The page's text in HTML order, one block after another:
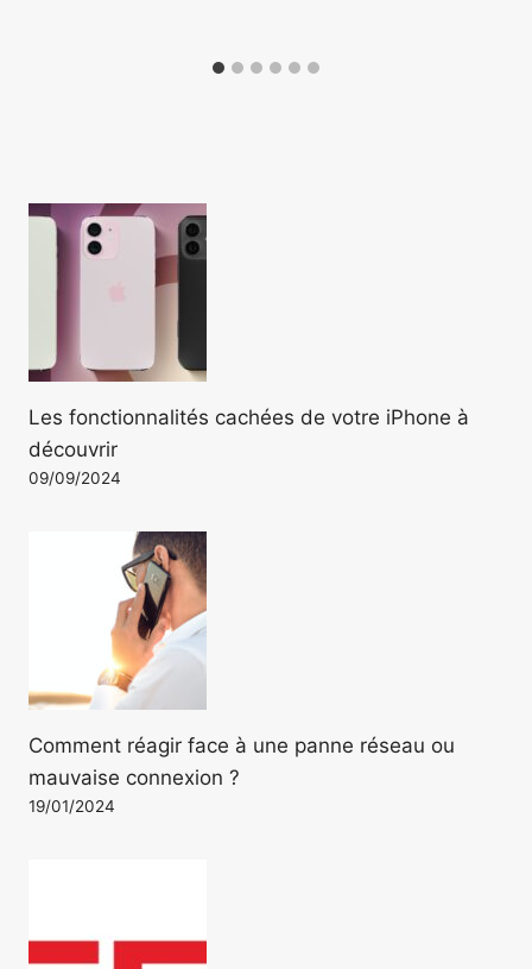
Les fonctionnalités cachées de votre iPhone à
découvrir
09/09/2024
Comment réagir face à une panne réseau ou
mauvaise connexion ?
19/01/2024